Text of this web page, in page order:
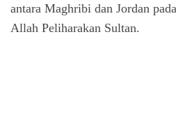
antara Maghribi dan Jordan
Allah Peliharakan Sultan.